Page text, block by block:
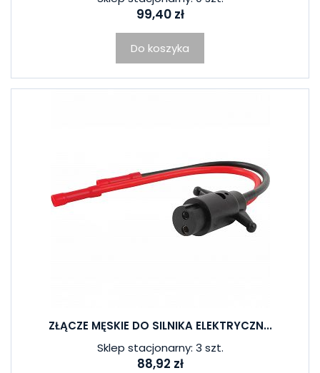
99,40 zł
Do koszyka
ZŁĄCZE MĘSKIE DO SILNIKA ELEKTRYCZN...
Sklep stacjonarny: 3 szt.
88,92 zł